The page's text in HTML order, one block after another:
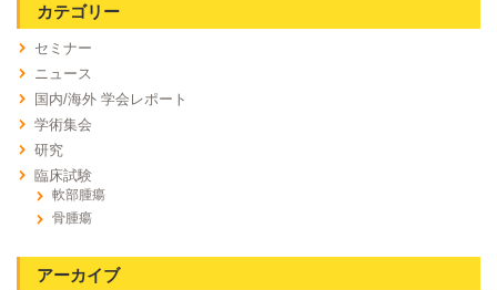
カテゴリー
セミナー
ニュース
国内/海外 学会レポート
学術集会
研究
臨床試験
軟部腫瘍
骨腫瘍
アーカイブ